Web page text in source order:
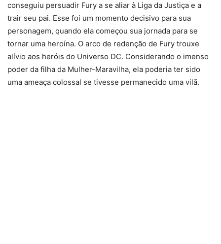
conseguiu persuadir Fury a se aliar à Liga da Justiça e a
trair seu pai. Esse foi um momento decisivo para sua
personagem, quando ela começou sua jornada para se
tornar uma heroína. O arco de redenção de Fury trouxe
alívio aos heróis do Universo DC. Considerando o imenso
poder da filha da Mulher-Maravilha, ela poderia ter sido
uma ameaça colossal se tivesse permanecido uma vilã.